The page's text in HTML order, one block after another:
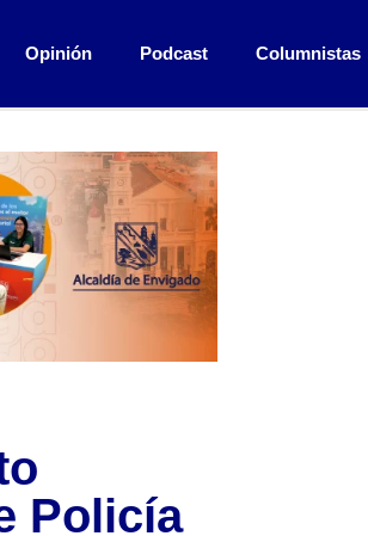
Opinión Podcast Columnistas
Policía